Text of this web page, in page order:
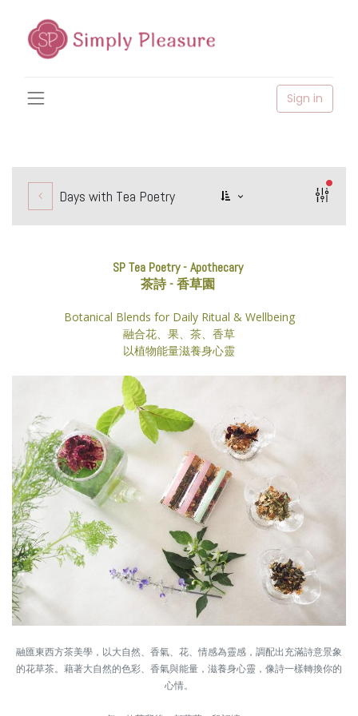
Sign in
Days with Tea Poetry
SP Tea Poetry - Apothecary
茶詩 - 香草園
Botanical Blends for Daily Ritual & Wellbeing
融合花、果、茶、香草
以植物能量滋養身心靈
融匯東西方茶美學，以大自然、香氣、花、情感為靈感，調配出充滿詩意景象
的花草茶。藉著大自然的色彩、香氣與能量，滋養身心靈，像詩一樣轉換你的
心情。